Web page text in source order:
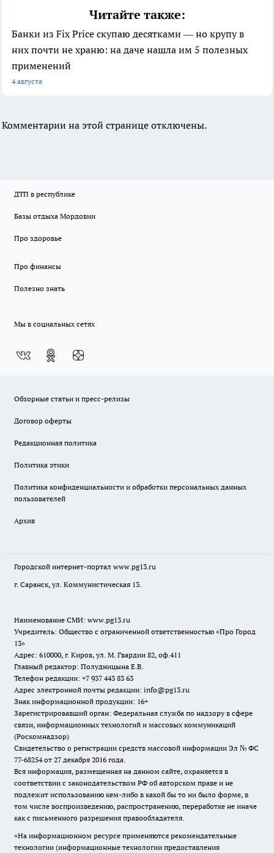
Читайте также:
Банки из Fix Price скупаю десятками — но крупу в
них почти не храню: на даче нашла им 5 полезных
применений
4 августа
Комментарии на этой странице отключены.
ДТП в республике
Базы отдыха Мордовии
Про здоровье
Про финансы
Полезно знать
Мы в социальных сетях
Обзорные статьи и пресс-релизы
Договор оферты
Редакционная политика
Политика этики
Политика конфиденциальности и обработки персональных данных
пользователей
Архив
Городской интернет-портал www.pg13.ru
г. Саранск, ул. Коммунистическая 13.
Наименование СМИ: www.pg13.ru
Учредитель: Общество с ограниченной ответственностью «Про Город
13»
Адрес: 610000, г. Киров, ул. М. Гвардии 82, оф.411
Главный редактор: Полудницына Е.В.
Телефон редакции: +7 937 443 83 63
Адрес электронной почты редакции: info@pg13.ru
Знак информационной продукции: 16+
Зарегистрировавший орган: Федеральная служба по надзору в сфере
связи, информационных технологий и массовых коммуникаций
(Роскомнадзор)
Свидетельство о регистрации средств массовой информации Эл № ФС
77-68254 от 27 декабря 2016 года.
Вся информация, размещенная на данном сайте, охраняется в
соответствии с законодательством РФ об авторском праве и не
подлежит использованию кем-либо в какой бы то ни было форме, в
том числе воспроизведению, распространению, переработке не иначе
как с письменного разрешения правообладателя.
«На информационном ресурсе применяются рекомендательные
технологии (информационные технологии предоставления